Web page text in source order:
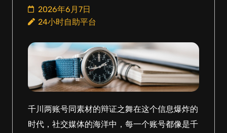
2026年6月7日
24小时自助平台
千川两账号同素材的辩证之舞在这个信息爆炸的
时代，社交媒体的海洋中，每一个账号都像是千